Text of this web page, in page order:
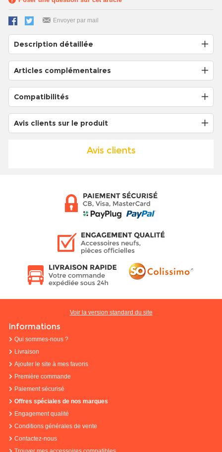
Envoyer par mail
Description détaillée
Articles complémentaires
Compatibilités
Avis clients sur le produit
Avis clients
Voir la version standard du site
Informations
Qui sommes-nous ?
Livraison
Ajouter le site à mes favoris
Première commande
Paiement sécurisé
Offres spéciales de nos marques
Engagement qualité
Conditions générales de vente
Contactez-nous